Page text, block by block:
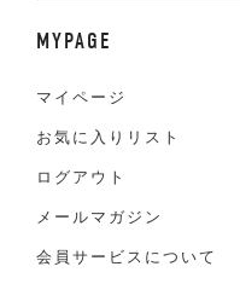
MYPAGE
マイページ
お気に入りリスト
ログアウト
メールマガジン
会員サービスについて